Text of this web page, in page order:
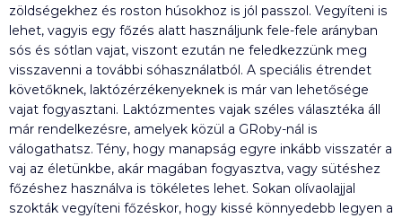
zöldségekhez és roston húsokhoz is jól passzol. Vegyíteni is
lehet, vagyis egy főzés alatt használjunk fele-fele arányban
sós és sótlan vajat, viszont ezután ne feledkezzünk meg
visszavenni a további sóhasználatból. A speciális étrendet
követőknek, laktózérzékenyeknek is már van lehetősége
vajat fogyasztani. Laktózmentes vajak széles választéka áll
már rendelkezésre, amelyek közül a GRoby-nál is
válogathatsz. Tény, hogy manapság egyre inkább visszatér a
vaj az életünkbe, akár magában fogyasztva, vagy sütéshez
főzéshez használva is tökéletes lehet. Sokan olívaolajjal
szokták vegyíteni főzéskor, hogy kissé könnyedebb legyen a